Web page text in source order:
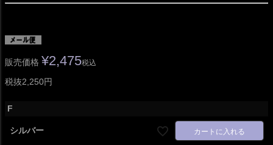
販売価格 ¥2,475税込
税抜2,250円
F
シルバー カートに入れる